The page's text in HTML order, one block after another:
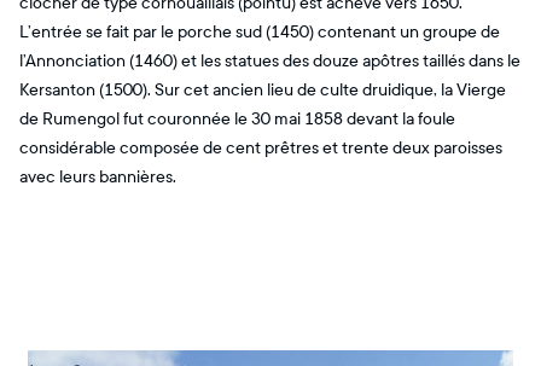
L’entrée se fait par le porche sud (1450) contenant un groupe de
l’Annonciation (1460) et les statues des douze apôtres taillés dans le
Kersanton (1500). Sur cet ancien lieu de culte druidique, la Vierge
de Rumengol fut couronnée le 30 mai 1858 devant la foule
considérable composée de cent prêtres et trente deux paroisses
avec leurs bannières.